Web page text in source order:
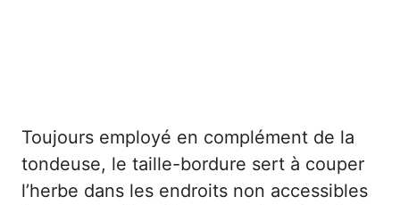
Toujours employé en complément de la
tondeuse, le taille-bordure sert à couper
l’herbe dans les endroits non accessibles